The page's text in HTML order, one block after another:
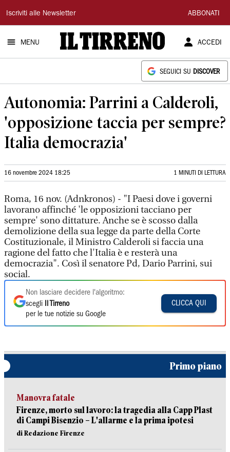
Il
Tirreno
Iscriviti alle Newsletter ABBONATI
MENU ACCEDI
SEGUICI SU DISCOVER
Autonomia: Parrini a Calderoli,
'opposizione taccia per sempre?
Italia democrazia'
16 novembre 2024 18:25 1 MINUTI DI LETTURA
Roma, 16 nov. (Adnkronos) - "I Paesi dove i governi
lavorano affinché 'le opposizioni tacciano per
sempre' sono dittature. Anche se è scosso dalla
demolizione della sua legge da parte della Corte
Costituzionale, il Ministro Calderoli si faccia una
ragione del fatto che l'Italia è e resterà una
democrazia". Così il senatore Pd, Dario Parrini, sui
social.
Non lasciare decidere l'algoritmo:
scegli
Il Tirreno
per le tue notizie su Google
CLICCA QUI
Primo piano
Manovra fatale
Firenze, morto sul lavoro: la tragedia alla Capp Plast
di Campi Bisenzio – L'allarme e la prima ipotesi
di Redazione Firenze